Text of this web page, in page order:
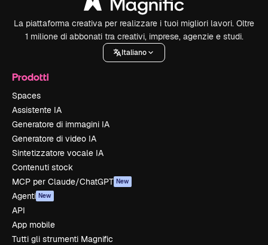
La piattaforma creativa per realizzare i tuoi migliori lavori. Oltre
1 milione di abbonati tra creativi, imprese, agenzie e studi.
Italiano
Prodotti
Spaces
Assistente IA
Generatore di immagini IA
Generatore di video IA
Sintetizzatore vocale IA
Contenuti stock
MCP per Claude/ChatGPT New
Agenti New
API
App mobile
Tutti gli strumenti Magnific